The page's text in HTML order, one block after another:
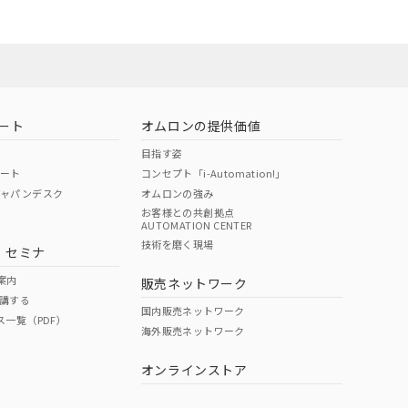
O O
ト
ト
パンデスク
セミナ
内
する
覧（PDF）
オムロンの提供価値
目指す姿
コンセプト「i-Automation!」
オムロンの強み
お客様との共創拠点
AUTOMATION CENTER
技術を磨く現場
販売ネットワーク
国内販売ネットワーク
海外販売ネットワーク
オンラインストア